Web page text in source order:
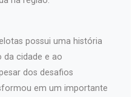
possui uma história
da cidade e ao
dos desafios
em um importante